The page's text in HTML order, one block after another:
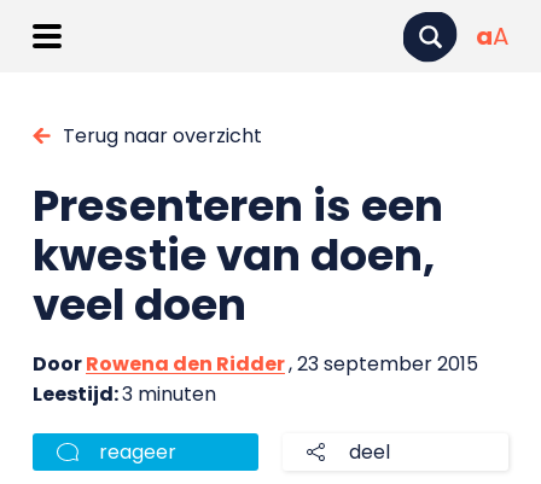
aA
Terug naar overzicht
Presenteren is een
kwestie van doen,
veel doen
DoorRowena den Ridder, 23 september 2015
Leestijd:3 minuten
reageer deel